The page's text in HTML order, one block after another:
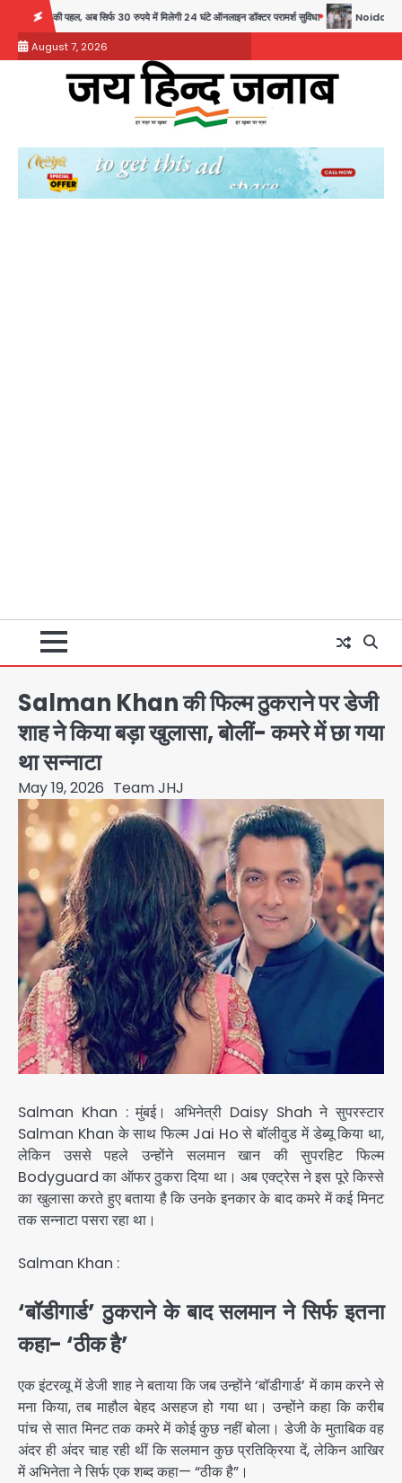
content
में मिलेगी 24 घंटे ऑनलाइन डॉक्टर परामर्श सुविधा Noida Authority: कर्तव्यनिष्ठा की मिसाल,
August 7, 2026
Salman Khan की फिल्म ठुकराने पर डेजी
शाह ने किया बड़ा खुलासा, बोलीं- कमरे में छा गया
था सन्नाटा
May 19, 2026 Team JHJ
Salman Khan : मुंबई। अभिनेत्री Daisy Shah ने सुपरस्टार
Salman Khan के साथ फिल्म Jai Ho से बॉलीवुड में डेब्यू किया था,
लेकिन उससे पहले उन्होंने सलमान खान की सुपरहिट फिल्म
Bodyguard का ऑफर ठुकरा दिया था। अब एक्ट्रेस ने इस पूरे किस्से
का खुलासा करते हुए बताया है कि उनके इनकार के बाद कमरे में कई मिनट
तक सन्नाटा पसरा रहा था।
Salman Khan :
‘बॉडीगार्ड’ ठुकराने के बाद सलमान ने सिर्फ इतना
कहा- ‘ठीक है’
एक इंटरव्यू में डेजी शाह ने बताया कि जब उन्होंने ‘बॉडीगार्ड’ में काम करने से
मना किया, तब माहौल बेहद असहज हो गया था। उन्होंने कहा कि करीब
पांच से सात मिनट तक कमरे में कोई कुछ नहीं बोला। डेजी के मुताबिक वह
अंदर ही अंदर चाह रही थीं कि सलमान कुछ प्रतिक्रिया दें, लेकिन आखिर
में अभिनेता ने सिर्फ एक शब्द कहा— “ठीक है”।